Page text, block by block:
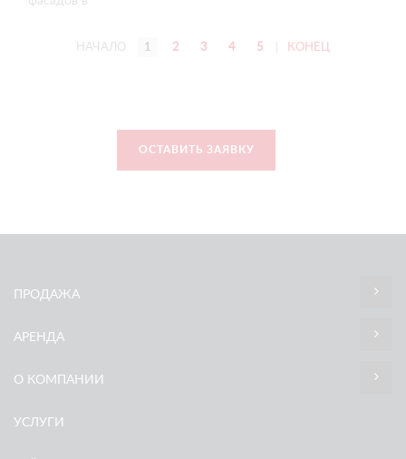
морозостойкости
НАЧАЛО 1 2 3 4 5 КОНЕЦ
ОСТАВИТЬ ЗАЯВКУ
ПРОДАЖА
АРЕНДА
О КОМПАНИИ
УСЛУГИ